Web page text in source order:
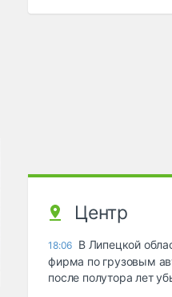
Центр
18:06 В Липецкой
фирма по грузовым
после полутора лет